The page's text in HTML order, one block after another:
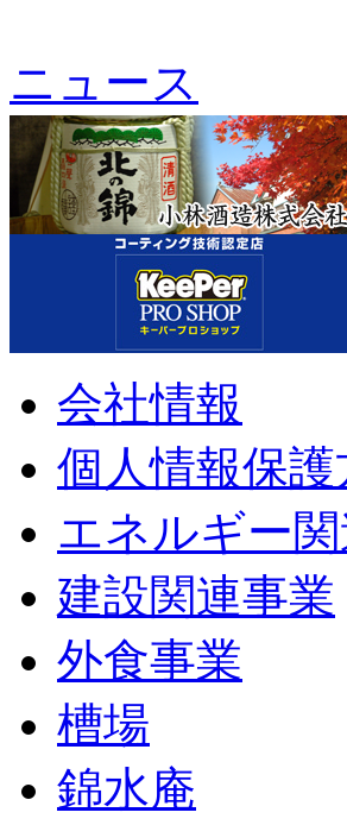
ニュース
会社情報
個人情報保護
エネルギー
建設関連事業
外食事業
槽場
錦水庵